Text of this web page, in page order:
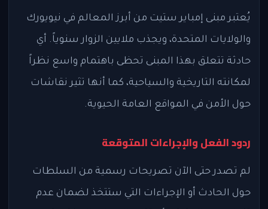
يُعتبر مبنى إمباير ستيت من أبرز المعالم في نيويورك
والولايات المتحدة، ويجذب ملايين الزوار سنوياً. أي
حادثة تتعلق بهذا المبنى تحظى باهتمام واسع نظراً
لمكانته التاريخية والسياحية، كما أنها تثير نقاشات
حول الأمن في المواقع العامة الحيوية.
ردود الفعل والإجراءات المتوقعة
لم تصدر حتى الآن تصريحات رسمية من السلطات
حول الحادث أو الإجراءات التي ستتخذ لضمان عدم